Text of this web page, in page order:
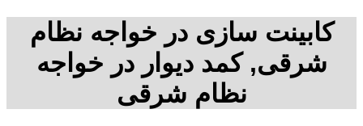
کابینت سازی در خواجه نظام
شرقی, کمد دیوار در خواجه
نظام شرقی